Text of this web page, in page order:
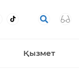
Қызмет